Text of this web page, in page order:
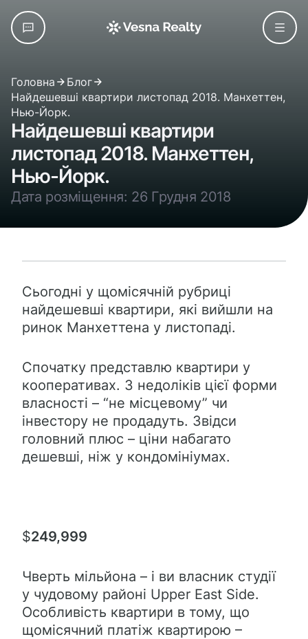
Головна
Блог
Найдешевші квартири листопад 2018. Манхеттен,
Нью-Йорк.
Найдешевші квартири
листопад 2018. Манхеттен,
Нью-Йорк.
Дата розміщення: 26 Грудня 2018
Сьогодні у щомісячній рубриці
найдешевші квартири, які вийшли на
ринок Манхеттена у листопаді.
Спочатку представлю квартири у
кооперативах. З недоліків цієї форми
власності – “не місцевому” чи
інвестору не продадуть. Звідси
головний плюс – ціни набагато
дешевші, ніж у кондомініумах.
$249,999
Чверть мільйона – і ви власник студії
у чудовому районі Upper East Side.
Особливість квартири в тому, що
щомісячний платіж квартирою –